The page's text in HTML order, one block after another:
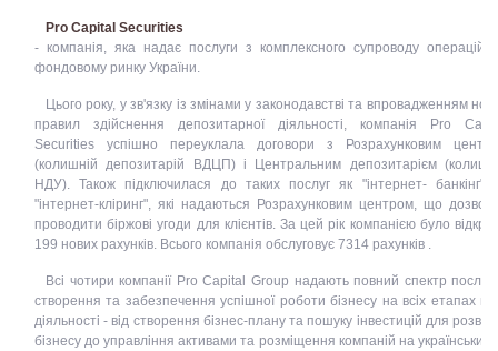
Pro Capital Securities
- компанія, яка надає послуги з комплексного супроводу операцій
фондовому ринку України.
Цього року, у зв'язку із змінами у законодавстві та впровадженням
правил здійснення депозитарної діяльності, компанія Pro
Securities успішно переуклала договори з Розрахунковим
(колишній депозитарій ВДЦП) і Центральним депозитарієм
НДУ). Також підключилася до таких послуг як "інтернет- банкінг"
"інтернет-кліринг", які надаються Розрахунковим центром, що
проводити біржові угоди для клієнтів. За цей рік компанією було
199 нових рахунків. Всього компанія обслуговує 7314 рахунків .
Всі чотири компанії Pro Capital Group надають повний спектр послуг
створення та забезпечення успішної роботи бізнесу на всіх етапах
діяльності - від створення бізнес-плану та пошуку інвестицій для
бізнесу до управління активами та розміщення компаній на українських